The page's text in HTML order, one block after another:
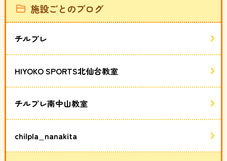
施設ごとのブログ
チルプレ
HIYOKO SPORTS北仙台教室
チルプレ南中山教室
chilpla_nanakita